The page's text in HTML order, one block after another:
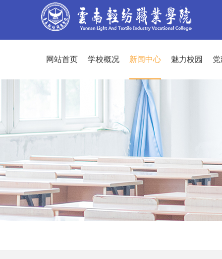
网站首页 学校概况 新闻中心 魅力校园